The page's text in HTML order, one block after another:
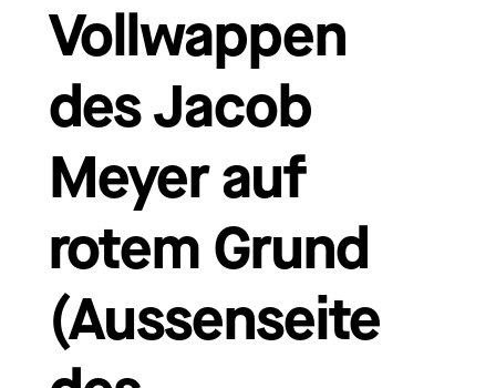
Vollwappen
des Jacob
Meyer auf
rotem Grund
(Aussenseite